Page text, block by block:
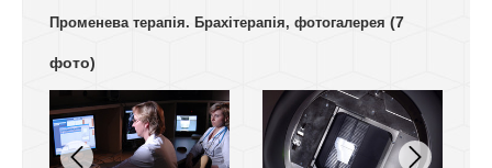
Променева терапія. Брахітерапія, фотогалерея (7
фото)